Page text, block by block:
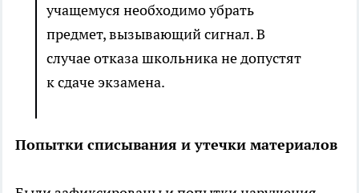
учащемуся необходимо убрать
предмет, вызывающий сигнал. В
случае отказа школьника не допустят
к сдаче экзамена.
Попытки списывания и утечки материалов